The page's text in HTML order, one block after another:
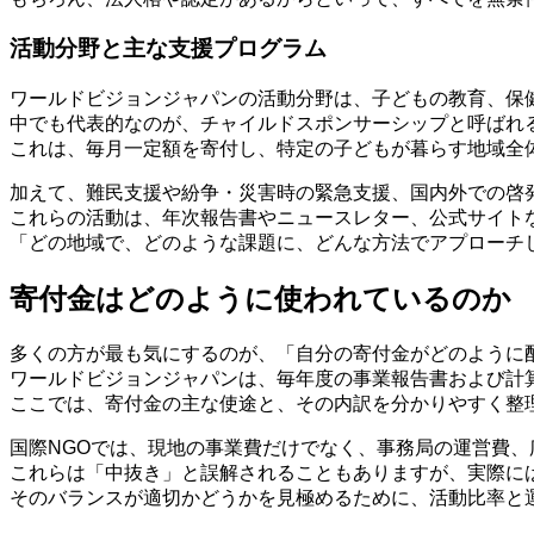
活動分野と主な支援プログラム
ワールドビジョンジャパンの活動分野は、子どもの教育、
中でも代表的なのが、チャイルドスポンサーシップと呼ばれ
これは、毎月一定額を寄付し、特定の子どもが暮らす地域
加えて、難民支援や紛争・災害時の緊急支援、国内外での
これらの活動は、年次報告書やニュースレター、公式サイ
「どの地域で、どのような課題に、どんな方法でアプロー
寄付金はどのように使われているのか
多くの方が最も気にするのが、「自分の寄付金がどのよう
ワールドビジョンジャパンは、毎年度の事業報告書および
ここでは、寄付金の主な使途と、その内訳を分かりやすく整
国際NGOでは、現地の事業費だけでなく、事務局の運営費
これらは「中抜き」と誤解されることもありますが、実際
そのバランスが適切かどうかを見極めるために、活動比率